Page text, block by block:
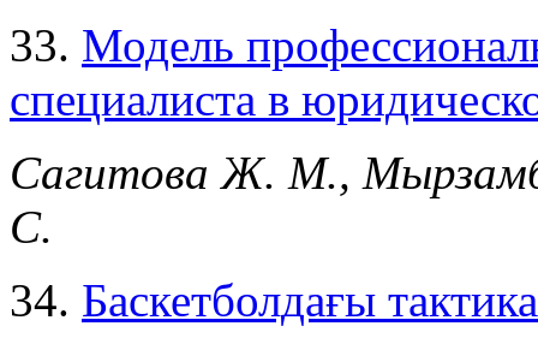
33. Модель
специалиста в
Сагитова Ж. М.,
С.
34. Баскетболдағы